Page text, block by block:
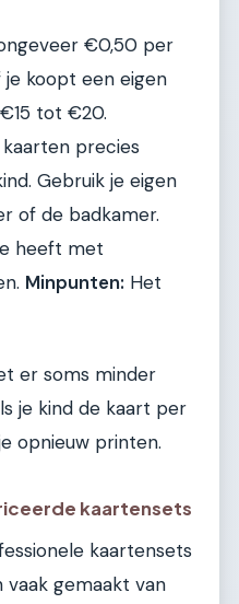
€0,50 per
koopt een eigen
tot €20.
precies
Gebruik je eigen
of de badkamer.
heeft met
Minpunten: Het
er soms minder
je kind de kaart per
opnieuw printen.
kaartensets
kaartensets
vaak gemaakt van